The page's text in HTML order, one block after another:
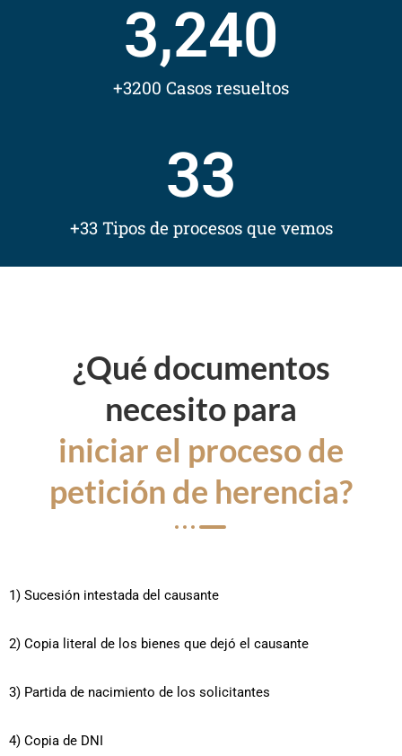
3,240
+3200 Casos resueltos
33
+33 Tipos de procesos que vemos
¿Qué documentos
necesito para
iniciar el proceso de
petición de herencia?
1) Sucesión intestada del causante
2) Copia literal de los bienes que dejó el causante
3) Partida de nacimiento de los solicitantes
4) Copia de DNI